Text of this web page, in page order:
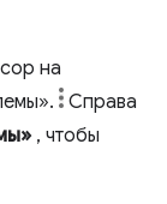
на
Справа
, чтобы